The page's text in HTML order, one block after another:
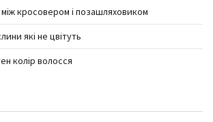
між кросовером і позашляховиком
які не цвітуть
колір волосся